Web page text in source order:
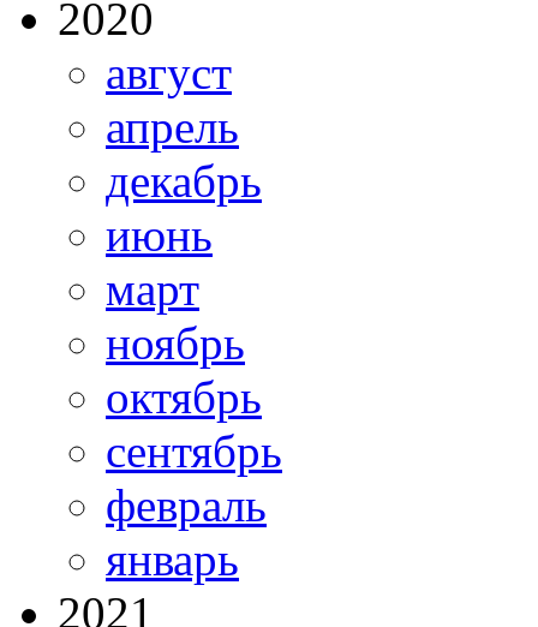
2020
август
апрель
декабрь
июнь
март
ноябрь
октябрь
сентябрь
февраль
январь
2021